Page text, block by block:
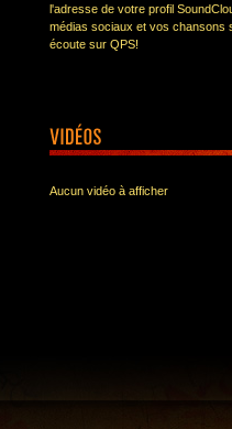
l'adresse de votre profil
médias sociaux et vos chansons
écoute sur QPS!
Aucun vidéo à afficher